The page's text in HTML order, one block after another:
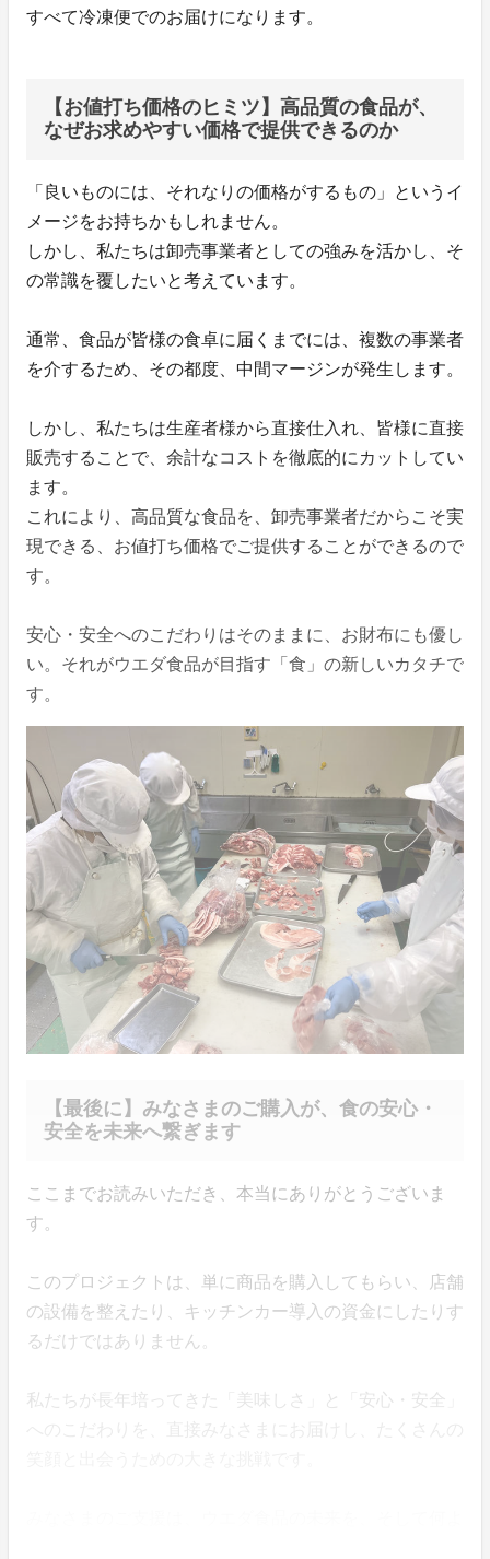
すべて冷凍便でのお届けになります。
【お値打ち価格のヒミツ】高品質の食品が、
なぜお求めやすい価格で提供できるのか
「良いものには、それなりの価格がするもの」というイ
メージをお持ちかもしれません。
しかし、私たちは卸売事業者としての強みを活かし、そ
の常識を覆したいと考えています。
通常、食品が皆様の食卓に届くまでには、複数の事業者
を介するため、その都度、中間マージンが発生します。
しかし、私たちは生産者様から直接仕入れ、皆様に直接
販売することで、余計なコストを徹底的にカットしてい
ます。
これにより、高品質な食品を、卸売事業者だからこそ実
現できる、お値打ち価格でご提供することができるので
す。
安心・安全へのこだわりはそのままに、お財布にも優し
い。それがウエダ食品が目指す「食」の新しいカタチで
す。
【最後に】みなさまのご購入が、食の安心・
安全を未来へ繋ぎます
ここまでお読みいただき、本当にありがとうございま
す。
このプロジェクトは、単に商品を購入してもらい、店舗
の設備を整えたり、キッチンカー導入の資金にしたりす
るだけではありません。
私たちが長年培ってきた「美味しさ」と「安心・安全」